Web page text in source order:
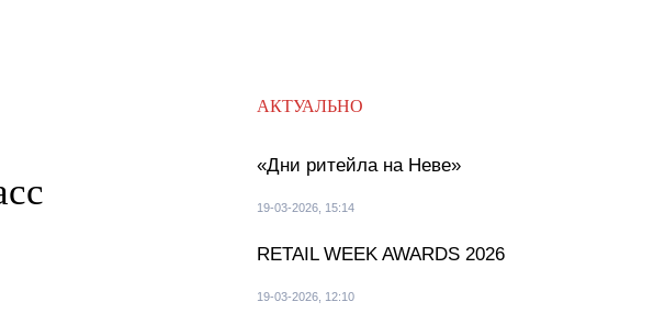
АКТУАЛЬНО
«Дни ритейла на Неве»
19-03-2026, 15:14
RETAIL WEEK AWARDS 2026
19-03-2026, 12:10